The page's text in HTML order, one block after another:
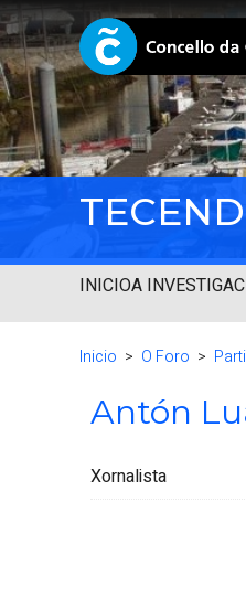
INICIOA
Inicio O Foro
Antón
Xornalista